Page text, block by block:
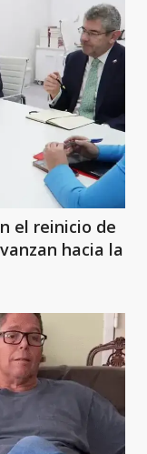
el reinicio de
hacia la